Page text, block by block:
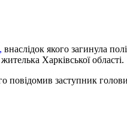
внаслідок якого загинула
Харківської області.
повідомив заступник